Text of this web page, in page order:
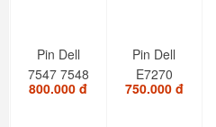
Pin Dell
7547 7548
V5459
800.000 đ
Pin Dell
E7270
7470 55w
750.000 đ